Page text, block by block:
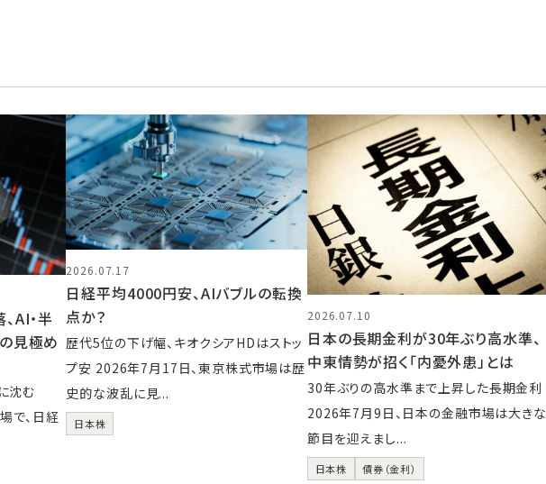
AI・半
見極め
沈む
で、日経
2026.07.17
日経平均4000円安、AIバブルの転換
点か？
歴代5位の下げ幅、キオクシアHDはストッ
プ安 2026年7月17日、東京株式市場は歴
史的な波乱に見...
日本株
2026.07.10
日本の長期金利が30年ぶり高水準、
中東情勢が招く「内憂外患」とは
30年ぶりの高水準まで上昇した長期金利
2026年7月9日、日本の金融市場は大きな
節目を迎えまし...
日本株 債券（金利）